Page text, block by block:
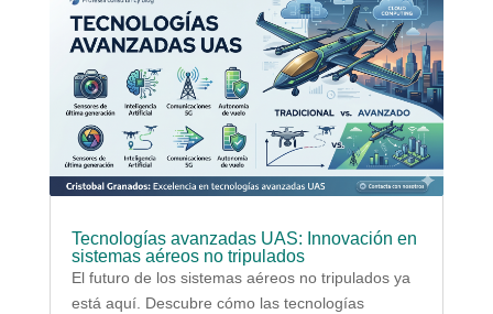
Tecnologías avanzadas UAS: Innovación en
sistemas aéreos no tripulados
El futuro de los sistemas aéreos no tripulados ya
está aquí. Descubre cómo las tecnologías